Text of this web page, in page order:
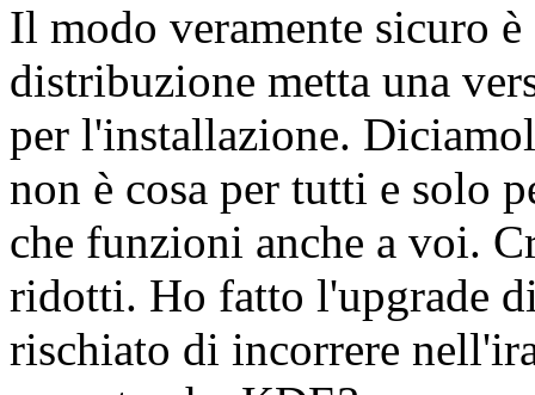
Il modo veramente sicuro
distribuzione metta una
per l'installazione.
non è cosa per tutti e solo
che funzioni anche a voi.
ridotti. Ho fatto l'upgrade
rischiato di incorrere